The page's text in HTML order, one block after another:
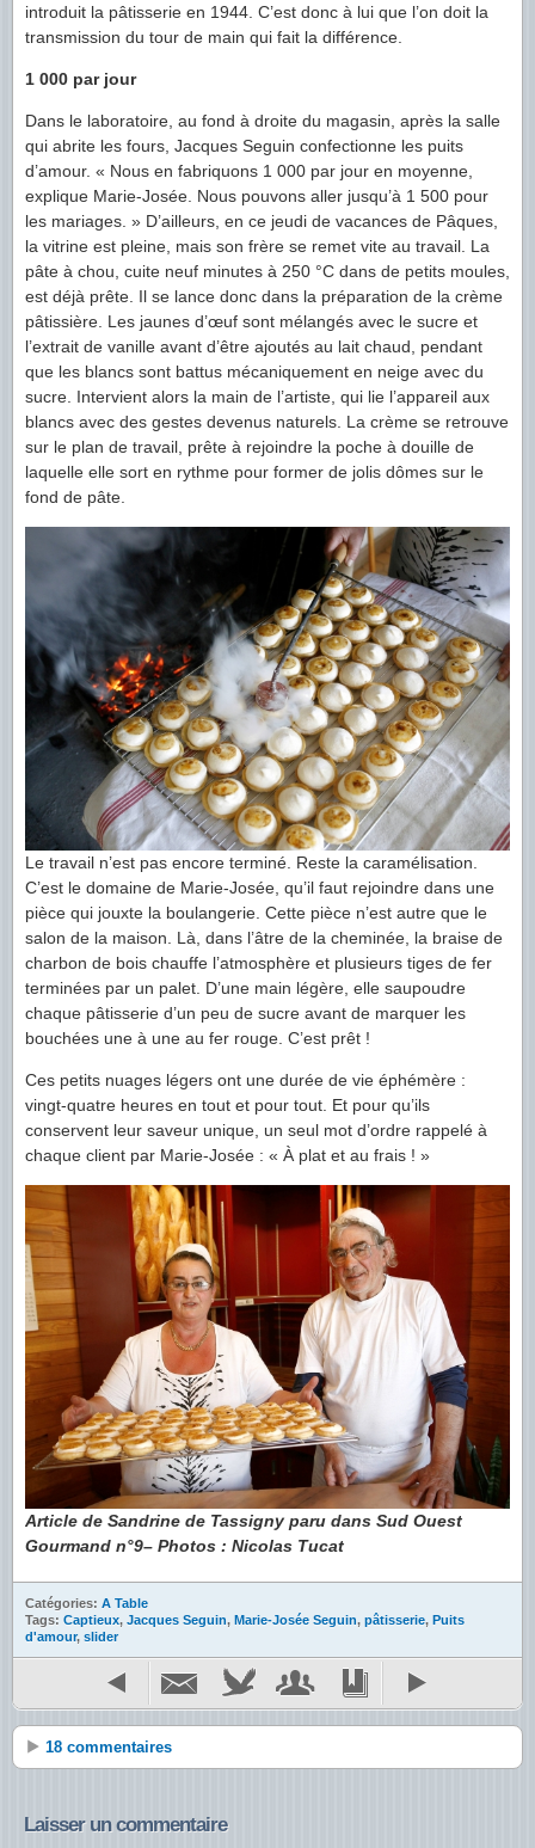
introduit la pâtisserie en 1944. C’est donc à lui que l’on doit la
transmission du tour de main qui fait la différence.
1 000 par jour
Dans le laboratoire, au fond à droite du magasin, après la salle
qui abrite les fours, Jacques Seguin confectionne les puits
d’amour. « Nous en fabriquons 1 000 par jour en moyenne,
explique Marie-Josée. Nous pouvons aller jusqu’à 1 500 pour
les mariages. » D’ailleurs, en ce jeudi de vacances de Pâques,
la vitrine est pleine, mais son frère se remet vite au travail. La
pâte à chou, cuite neuf minutes à 250 °C dans de petits moules,
est déjà prête. Il se lance donc dans la préparation de la crème
pâtissière. Les jaunes d’œuf sont mélangés avec le sucre et
l’extrait de vanille avant d’être ajoutés au lait chaud, pendant
que les blancs sont battus mécaniquement en neige avec du
sucre. Intervient alors la main de l’artiste, qui lie l’appareil aux
blancs avec des gestes devenus naturels. La crème se retrouve
sur le plan de travail, prête à rejoindre la poche à douille de
laquelle elle sort en rythme pour former de jolis dômes sur le
fond de pâte.
Le travail n’est pas encore terminé. Reste la caramélisation.
C’est le domaine de Marie-Josée, qu’il faut rejoindre dans une
pièce qui jouxte la boulangerie. Cette pièce n’est autre que le
salon de la maison. Là, dans l’âtre de la cheminée, la braise de
charbon de bois chauffe l’atmosphère et plusieurs tiges de fer
terminées par un palet. D’une main légère, elle saupoudre
chaque pâtisserie d’un peu de sucre avant de marquer les
bouchées une à une au fer rouge. C’est prêt !
Ces petits nuages légers ont une durée de vie éphémère :
vingt-quatre heures en tout et pour tout. Et pour qu’ils
conservent leur saveur unique, un seul mot d’ordre rappelé à
chaque client par Marie-Josée : « À plat et au frais ! »
Article de Sandrine de Tassigny paru dans Sud Ouest
Gourmand n°9– Photos : Nicolas Tucat
Catégories: A Table
Tags: Captieux, Jacques Seguin, Marie-Josée Seguin, pâtisserie, Puits
d'amour, slider
18 commentaires
Laisser un commentaire